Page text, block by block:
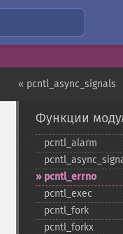
« pcntl_async_signals
Функции
pcntl_​alarm
pcntl_​errno
pcntl_​exec
pcntl_​fork
pcntl_​forkx